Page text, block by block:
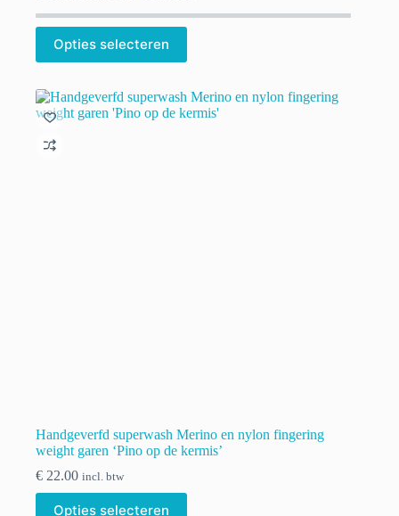
Opties selecteren
Dit
product
heeft
variaties.
Deze
kan
Handgeverfd superwash Merino en nylon fingering
weight garen ‘Pino op de kermis’
€ 22.00 incl. btw
Opties selecteren
Dit